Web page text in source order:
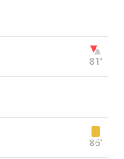
81‎’‎
86‎’‎